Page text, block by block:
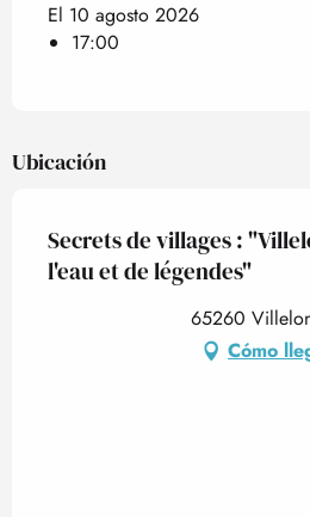
El 10 agosto 2026
17:00
Ubicación
Secrets de villages :
l'eau et de légendes"
65260
Cómo